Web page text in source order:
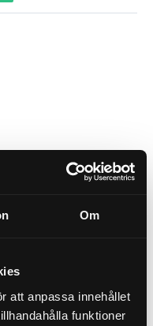
Om
att anpassa innehållet
funktioner
exkl.
Köp